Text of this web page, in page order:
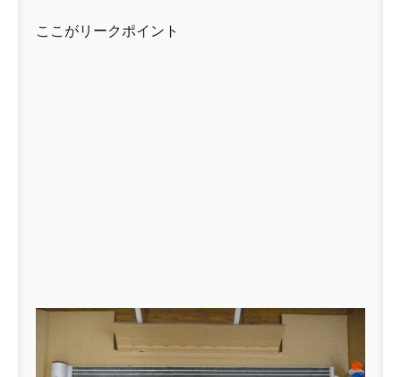
ここがリークポイント